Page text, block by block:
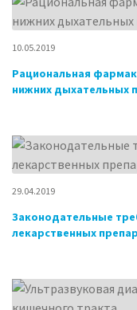
10.05.2019
Рациональная
нижних дыхательных
29.04.2019
Законодательные
лекарственных